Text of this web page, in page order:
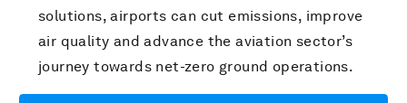
solutions, airports can cut emissions, improve
air quality and advance the aviation sector’s
journey towards net-zero ground operations.